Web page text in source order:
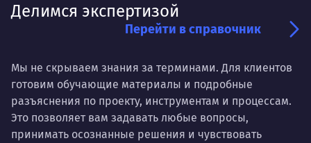
Делимся экспертизой
Перейти в справочник
Мы не скрываем знания за терминами. Для клиентов
готовим обучающие материалы и подробные
разъяснения по проекту, инструментам и процессам.
Это позволяет вам задавать любые вопросы,
принимать осознанные решения и чувствовать